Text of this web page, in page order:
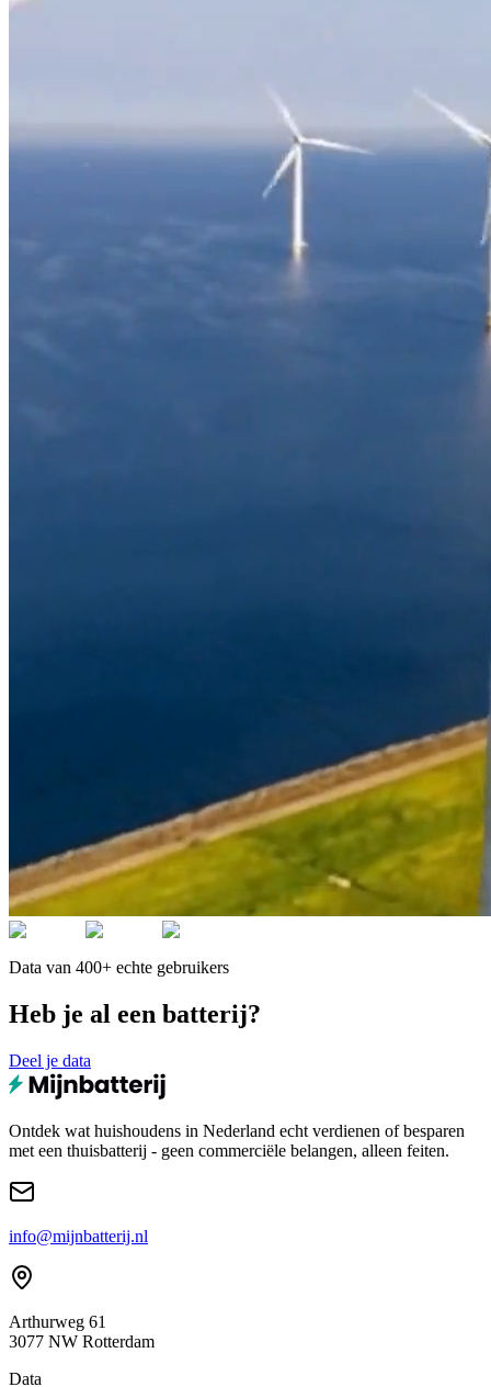
Data van 400+ echte gebruikers
Heb je al een batterij?
Deel je data
Ontdek wat huishoudens in Nederland echt verdienen of besparen
met een thuisbatterij - geen commerciële belangen, alleen feiten.
info@mijnbatterij.nl
Arthurweg 61
3077 NW Rotterdam
Data